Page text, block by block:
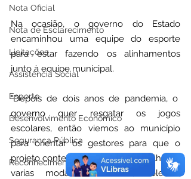
Nota Oficial
Nota de Esclarecimento
Licitações
Assistência Social
Esporte
Desenvolvimento Econômico
Segurança Pública
Reconhecimentos Institucionais
Na ocasião, o governo do Estado
encaminhou uma equipe do esporte
para estar fazendo os alinhamentos
junto à equipe municipal.
"Depois de dois anos de pandemia, o
governo quer resgatar os jogos
escolares, então viemos ao município
para orientar os gestores para que o
projeto conteça e que sejam trabalhadas
varias modalidades futsal, voleibol,